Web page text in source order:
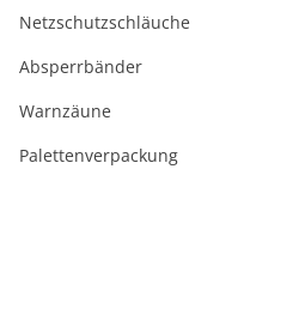
Netzschutzschläuche
Absperrbänder
Warnzäune
Palettenverpackung